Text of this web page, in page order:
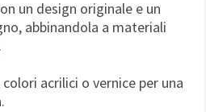
un design originale e un
abbinandola a materiali
.
acrilici o vernice per una